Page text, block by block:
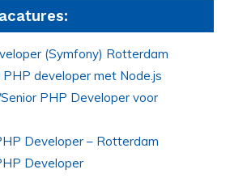
(Symfony) Rotterdam
developer met Node.js
PHP Developer voor
Developer – Rotterdam
Developer